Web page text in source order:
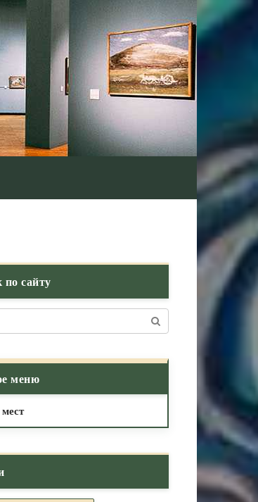
по сайту
меню